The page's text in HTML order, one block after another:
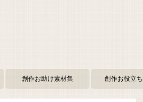
創作お助け素材集 創作お役立